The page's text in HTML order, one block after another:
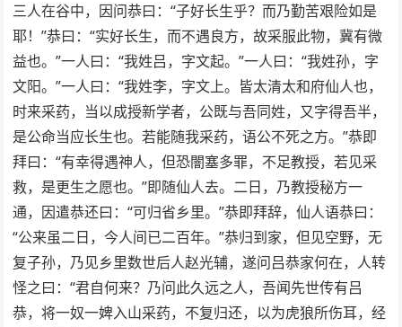
三人在谷中，因问恭曰：“子好长生乎？而乃勤苦艰险如是
耶！”恭曰：“实好长生，而不遇良方，故采服此物，冀有微
益也。”一人曰：“我姓吕，字文起。”一人曰：“我姓孙，字
文阳。”一人曰：“我姓李，字文上。皆太清太和府仙人也，
时来采药，当以成授新学者，公既与吾同姓，又字得吾半，
是公命当应长生也。若能随我采药，语公不死之方。”恭即
拜曰：“有幸得遇神人，但恐闇塞多罪，不足教授，若见采
救，是更生之愿也。”即随仙人去。二日，乃教授秘方一
通，因遣恭还曰：“可归省乡里。”恭即拜辞，仙人语恭曰：
“公来虽二日，今人间已二百年。”恭归到家，但见空野，无
复子孙，乃见乡里数世后人赵光辅，遂问吕恭家何在，人转
怪之曰：“君自何来？乃问此久远之人，吾闻先世传有吕
恭，将一奴一婢入山采药，不复归还，以为虎狼所伤耳，经